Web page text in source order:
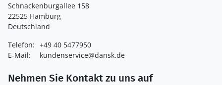
Schnackenburgallee 158
22525 Hamburg
Deutschland
Telefon: +49 40 5477950
E-Mail:
kundenservice@dansk.de
Nehmen Sie Kontakt zu uns auf